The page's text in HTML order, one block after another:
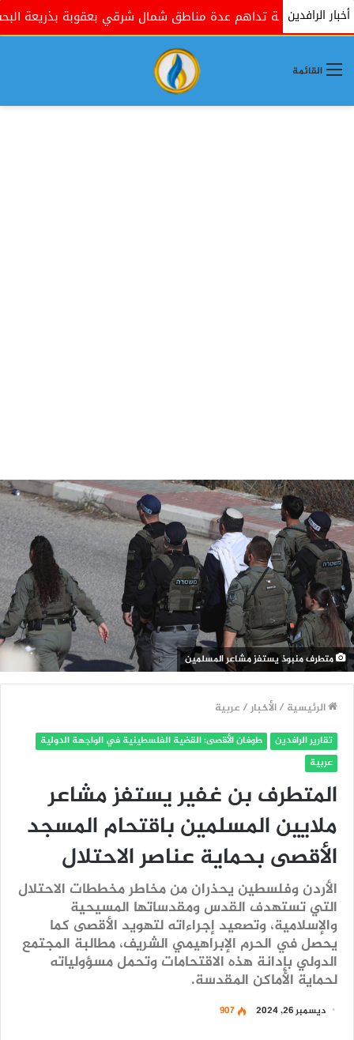
أخبار الرافدينتداهم عدة مناطق شمال شرقي بعقوبة بذريعة البحث عن
القائمة
متطرف منبوذ يستفز مشاعر المسلمين
الرئيسية /الأخبار/عربية
تقارير الرافدين
طوفان الأقصى: القضية الفلسطينية في الواجهة الدولية
عربية
المتطرف بن غفير يستفز مشاعر
ملايين المسلمين باقتحام المسجد
الأقصى بحماية عناصر الاحتلال
الأردن وفلسطين يحذران من مخاطر مخططات الاحتلال
التي تستهدف القدس ومقدساتها المسيحية
والإسلامية، وتصعيد إجراءاته لتهويد الأقصى كما
يحصل في الحرم الإبراهيمي الشريف، مطالبة المجتمع
الدولي بإدانة هذه الاقتحامات وتحمل مسؤولياته
لحماية الأماكن المقدسة.
ديسمبر 26, 2024 907